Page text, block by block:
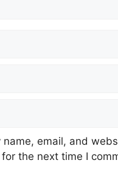
name, email, and
the next time I